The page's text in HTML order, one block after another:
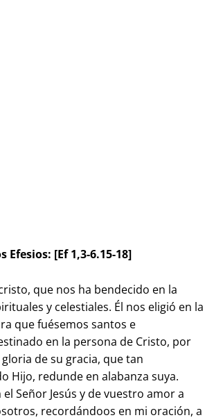
[Ef 1,3-6.15-18]
que nos ha bendecido en la
y celestiales. Él nos eligió en la
que fuésemos santos e
en la persona de Cristo, por
de su gracia, que tan
Hijo, redunde en alabanza suya.
Señor Jesús y de vuestro amor a
recordándoos en mi oración, a